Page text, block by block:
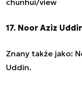
17. Noor Aziz
Znany także jako:
Uddin.